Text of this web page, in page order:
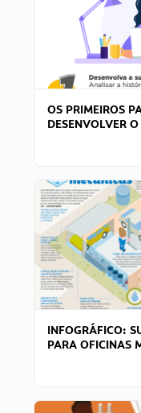
OS PRIMEIROS
DESENVOLVER
INFOGRÁFICO:
PARA OFICINAS